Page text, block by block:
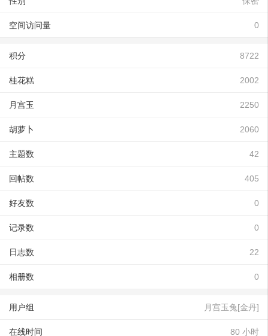
空间访问量 0
积分 8722
桂花糕 2002
月宫玉 2250
胡萝卜 2060
主题数 42
回帖数 405
好友数 0
记录数 0
日志数 22
相册数 0
用户组 月宫玉兔[金丹]
在线时间 80 小时